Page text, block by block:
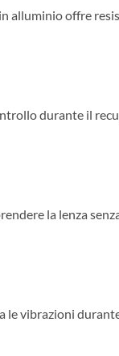
alluminio offre
durante il
la lenza
le vibrazioni